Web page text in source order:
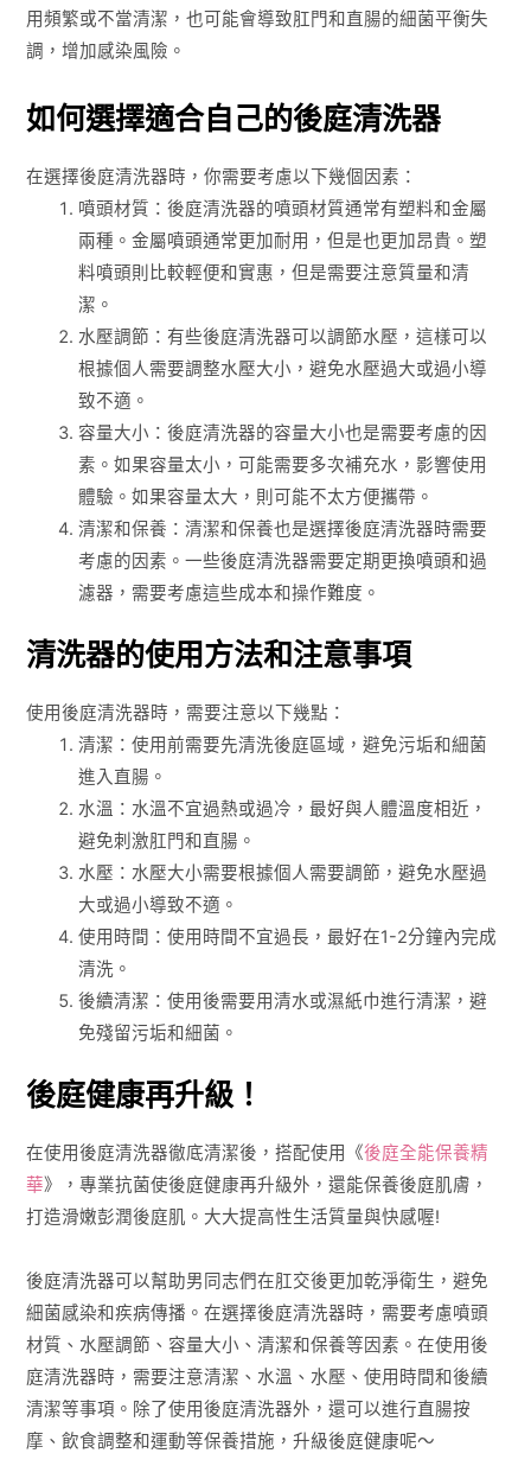
用頻繁或不當清潔，也可能會導致肛門和直腸的細菌平衡失
調，增加感染風險。
如何選擇適合自己的後庭清洗器
在選擇後庭清洗器時，你需要考慮以下幾個因素：
噴頭材質：後庭清洗器的噴頭材質通常有塑料和金屬
兩種。金屬噴頭通常更加耐用，但是也更加昂貴。塑
料噴頭則比較輕便和實惠，但是需要注意質量和清
潔。
水壓調節：有些後庭清洗器可以調節水壓，這樣可以
根據個人需要調整水壓大小，避免水壓過大或過小導
致不適。
容量大小：後庭清洗器的容量大小也是需要考慮的因
素。如果容量太小，可能需要多次補充水，影響使用
體驗。如果容量太大，則可能不太方便攜帶。
清潔和保養：清潔和保養也是選擇後庭清洗器時需要
考慮的因素。一些後庭清洗器需要定期更換噴頭和過
濾器，需要考慮這些成本和操作難度。
清洗器的使用方法和注意事項
使用後庭清洗器時，需要注意以下幾點：
清潔：使用前需要先清洗後庭區域，避免污垢和細菌
進入直腸。
水溫：水溫不宜過熱或過冷，最好與人體溫度相近，
避免刺激肛門和直腸。
水壓：水壓大小需要根據個人需要調節，避免水壓過
大或過小導致不適。
使用時間：使用時間不宜過長，最好在1-2分鐘內完成
清洗。
後續清潔：使用後需要用清水或濕紙巾進行清潔，避
免殘留污垢和細菌。
後庭健康再升級！
在使用後庭清洗器徹底清潔後，搭配使用《後庭全能保養精
華》，專業抗菌使後庭健康再升級外，還能保養後庭肌膚，
打造滑嫩彭潤後庭肌。大大提高性生活質量與快感喔!
後庭清洗器可以幫助男同志們在肛交後更加乾淨衛生，避免
細菌感染和疾病傳播。在選擇後庭清洗器時，需要考慮噴頭
材質、水壓調節、容量大小、清潔和保養等因素。在使用後
庭清洗器時，需要注意清潔、水溫、水壓、使用時間和後續
清潔等事項。除了使用後庭清洗器外，還可以進行直腸按
摩、飲食調整和運動等保養措施，升級後庭健康呢～